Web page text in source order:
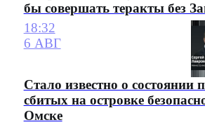
бы совершать теракты без
18:32
6 АВГ
Стало известно о состоянии
сбитых на островке
Омске